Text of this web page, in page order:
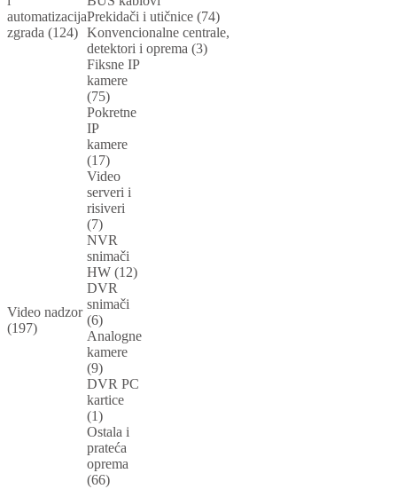
automatizacija
zgrada (124)
Prekidači i utičnice (74)
Konvencionalne centrale,
detektori i oprema (3)
Video nadzor
(197)
Fiksne IP
kamere
(75)
Pokretne
IP
kamere
(17)
Video
serveri i
risiveri
(7)
NVR
snimači
HW (12)
DVR
snimači
(6)
Analogne
kamere
(9)
DVR PC
kartice
(1)
Ostala i
prateća
oprema
(66)